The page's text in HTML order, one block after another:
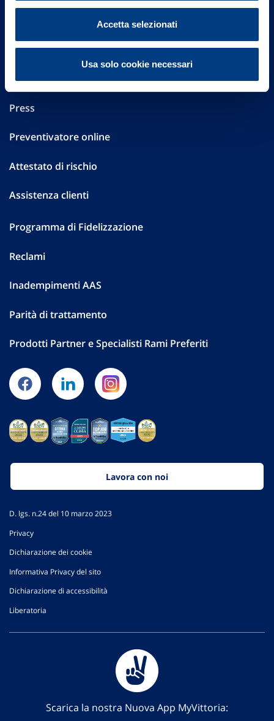
Accetta selezionati
Usa solo cookie necessari
Sostenibilità
Performances
Press
Preventivatore online
Attestato di rischio
Assistenza clienti
Programma di Fidelizzazione
Reclami
Inadempimenti AAS
Parità di trattamento
Prodotti Partner e Specialisti Rami Preferiti
Lavora con noi
D. lgs. n.24 del 10 marzo 2023
Privacy
Dichiarazione dei cookie
Informativa Privacy del sito
Dichiarazione di accessibilità
Liberatoria
Scarica la nostra Nuova App MyVittoria: